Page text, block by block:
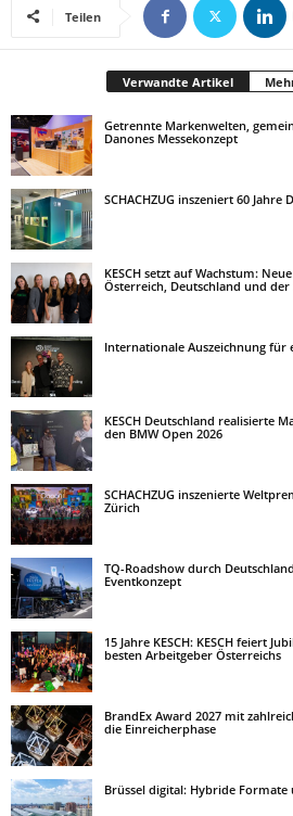
Teilen
Verwandte Artikel
Getrennte Markenwelten,
Danones Messekonzept
SCHACHZUG inszeniert 60 Jahre
KESCH setzt auf Wachstum:
Österreich, Deutschland und der
Internationale Auszeichnung für
KESCH Deutschland realisierte
den BMW Open 2026
SCHACHZUG inszenierte
Zürich
TQ-Roadshow durch
Eventkonzept
15 Jahre KESCH: KESCH feiert
besten Arbeitgeber Österreichs
BrandEx Award 2027 mit
die Einreicherphase
Brüssel digital: Hybride Formate